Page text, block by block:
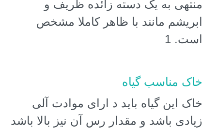
منتهی به یک دسته زائده ظریف و
ابریشم مانند با ظاهر کاملا مشخص
است. 1
خاک مناسب گیاه
خاک این گیاه باید د ارای موادت آلی
زیادی باشد و مقدار رس آن نیز بالا باشد